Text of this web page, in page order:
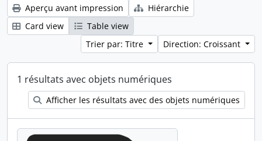
Aperçu avant impression
Hiérarchie
Card view
Table view
Trier par: Titre
Direction: Croissant
1 résultats avec objets numériques
Afficher les résultats avec des objets numériques